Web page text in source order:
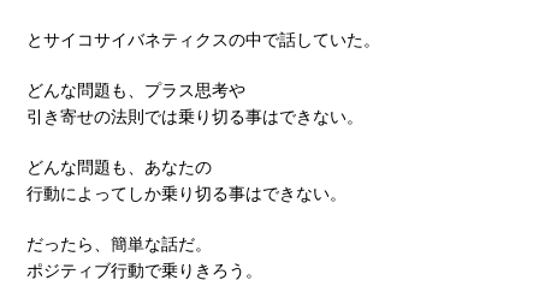
とサイコサイバネティクスの中で話していた。
どんな問題も、プラス思考や
引き寄せの法則では乗り切る事はできない。
どんな問題も、あなたの
行動によってしか乗り切る事はできない。
だったら、簡単な話だ。
ポジティブ行動で乗りきろう。